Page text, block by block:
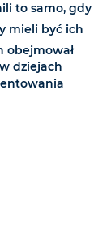
to samo, gdy
mieli być ich
obejmował
dziejach